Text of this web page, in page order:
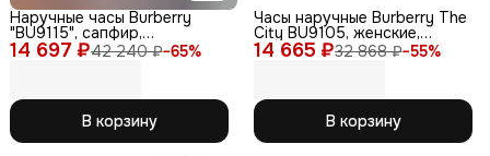
14 697 ₽42 240 ₽−65%
Наручные часы Burberry
"BU9115", сапфир,
нержавеющая сталь,
водонепроницаемые,
В корзину
14 665 ₽32 868 ₽−55%
Часы наручные Burberry The
City BU9105, женские,
кварцевые, серебристо-
золотые
В корзину